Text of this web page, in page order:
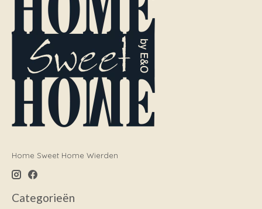
Home Sweet Home Wierden
Categorieën